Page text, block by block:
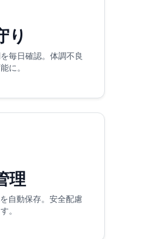
り
毎日確認。体調不良
に。
理
自動保存。安全配慮
。